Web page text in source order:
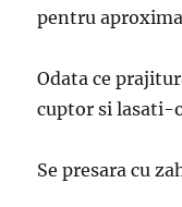
pentru
Odata ce
cuptor si lasati-o
Se presara cu